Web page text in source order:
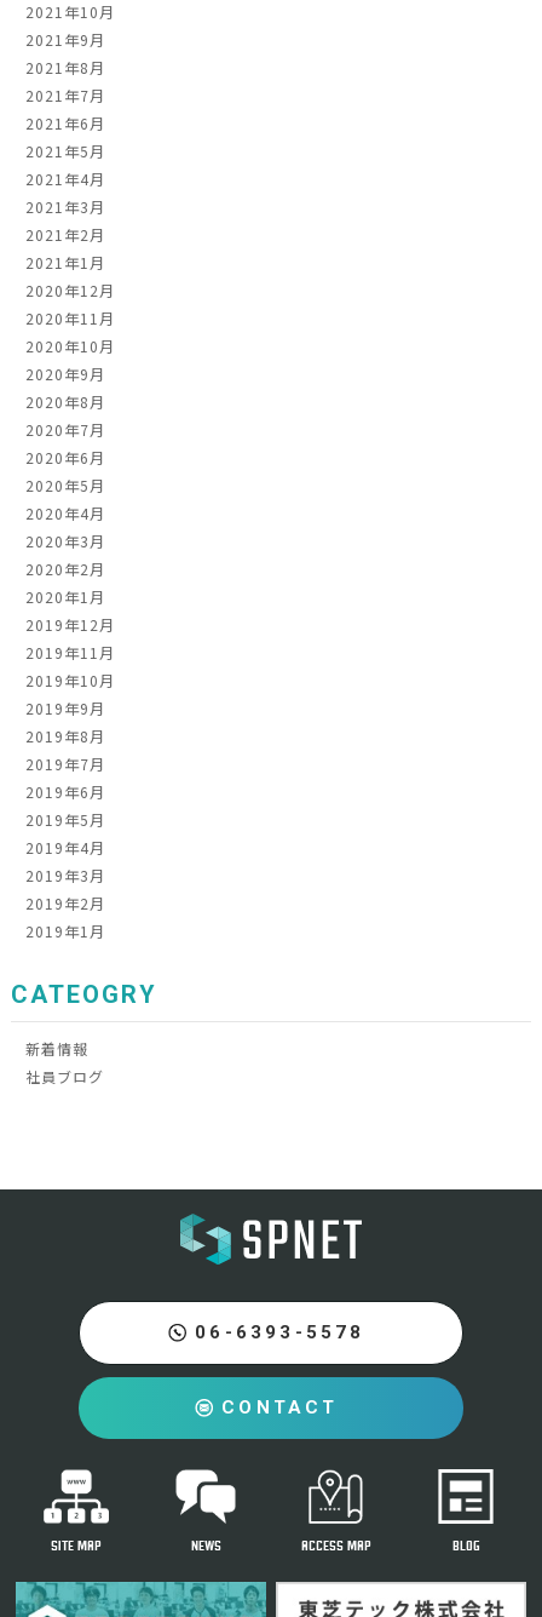
2021年10月
2021年9月
2021年8月
2021年7月
2021年6月
2021年5月
2021年4月
2021年3月
2021年2月
2021年1月
2020年12月
2020年11月
2020年10月
2020年9月
2020年8月
2020年7月
2020年6月
2020年5月
2020年4月
2020年3月
2020年2月
2020年1月
2019年12月
2019年11月
2019年10月
2019年9月
2019年8月
2019年7月
2019年6月
2019年5月
2019年4月
2019年3月
2019年2月
2019年1月
CATEOGRY
新着情報
社員ブログ
06-6393-5578
CONTACT
SITE MAP NEWS ACCESS MAP BLOG